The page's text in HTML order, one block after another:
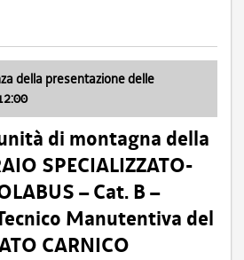
della presentazione delle
di montagna della
SPECIALIZZATO-
– Cat. B –
Manutentiva del
CARNICO